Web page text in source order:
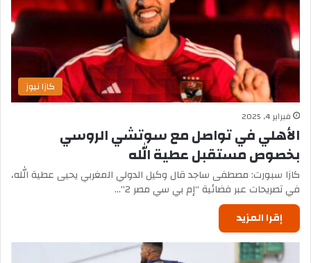
كازا نيوز
فبراير 4, 2025
الأهلي في تواصل مع سوتشي الروسي
بخصوص مستقبل عطية الله
كازا سبورت: مصطفى ساجد قال وكيل الدولي المغربي يحيى عطية الله،
في تصريحات عبر فضائية “إم بي سي مصر 2”…
إقرا المزيد